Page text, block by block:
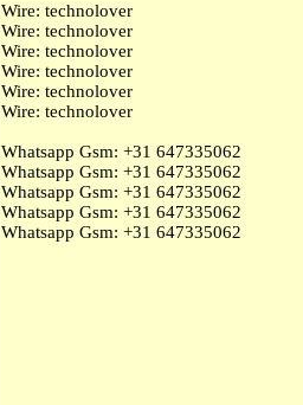
Wire: technolover
Wire: technolover
Wire: technolover
Wire: technolover
Wire: technolover
Wire: technolover
Whatsapp Gsm: ‭+31 647335062
Whatsapp Gsm: ‭+31 647335062
Whatsapp Gsm: ‭+31 647335062
Whatsapp Gsm: ‭+31 647335062
Whatsapp Gsm: ‭+31 647335062